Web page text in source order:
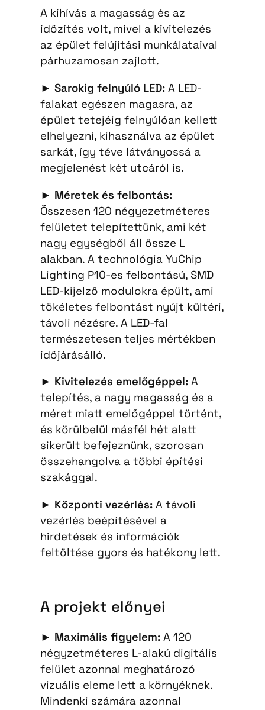
A kihívás a magasság és az
időzítés volt, mivel a kivitelezés
az épület felújítási munkálataival
párhuzamosan zajlott.
► Sarokig felnyúló LED: A LED-
falakat egészen magasra, az
épület tetejéig felnyúlóan kellett
elhelyezni, kihasználva az épület
sarkát, így téve látványossá a
megjelenést két utcáról is.
► Méretek és felbontás:
Összesen 120 négyezetméteres
felületet telepítettünk, ami két
nagy egységből áll össze L
alakban. A technológia YuChip
Lighting P10-es felbontású, SMD
LED-kijelző modulokra épült, ami
tökéletes felbontást nyújt kültéri,
távoli nézésre. A LED-fal
természetesen teljes mértékben
időjárásálló.
► Kivitelezés emelőgéppel: A
telepítés, a nagy magasság és a
méret miatt emelőgéppel történt,
és körülbelül másfél hét alatt
sikerült befejeznünk, szorosan
összehangolva a többi építési
szakággal.
► Központi vezérlés: A távoli
vezérlés beépítésével a
hirdetések és információk
feltöltése gyors és hatékony lett.
A projekt előnyei
► Maximális figyelem: A 120
négyzetméteres L-alakú digitális
felület azonnal meghatározó
vizuális eleme lett a környéknek.
Mindenki számára azonnal